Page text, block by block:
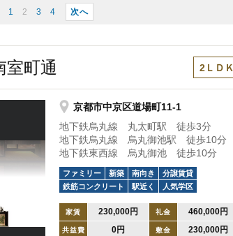
1 2 3 4 次へ
室町通 2ＬＤＫ
京都市中京区道場町11-1
地下鉄烏丸線 丸太町駅 徒歩3分
地下鉄烏丸線 烏丸御池駅 徒歩10分
地下鉄東西線 烏丸御池 徒歩10分
ファミリー 新築 南向き
分譲賃貸
鉄筋コンクリート
駅近く 人気学区
家賃 230,000円 礼金 460,000円
共益費 0円 敷金 230,000円